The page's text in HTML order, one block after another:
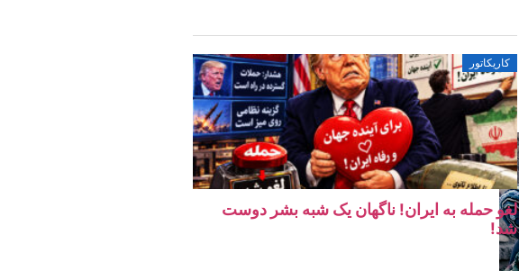
کاریکاتور
لغو حمله به ایران! ناگهان یک شبه بشر دوست
شد!